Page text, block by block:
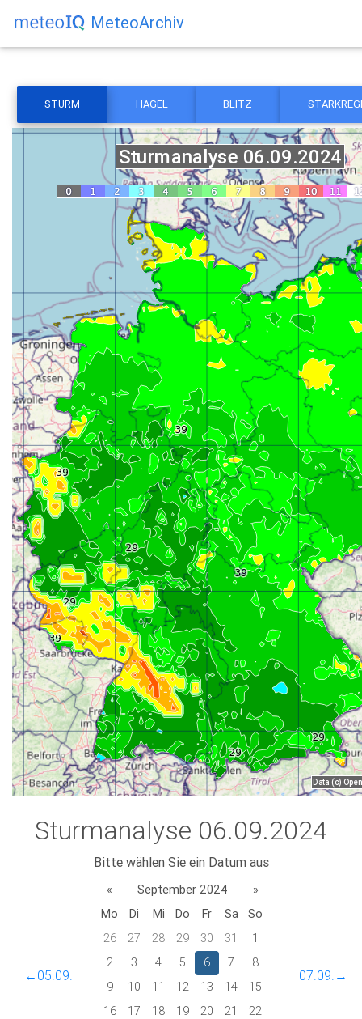
MeteoArchiv
STURM HAGEL BLITZ
Sturmanalyse 06.09.2024
Bitte wählen Sie ein Datum aus
←05.09.
« September 2024
»
Mo
Di Mi Do Fr Sa
So
26
27 28 29 30 31
1
2
3 4 5 6 7
8
9
10 11 12 13 14
15
16
17 18 19 20 21
22
07.09.→